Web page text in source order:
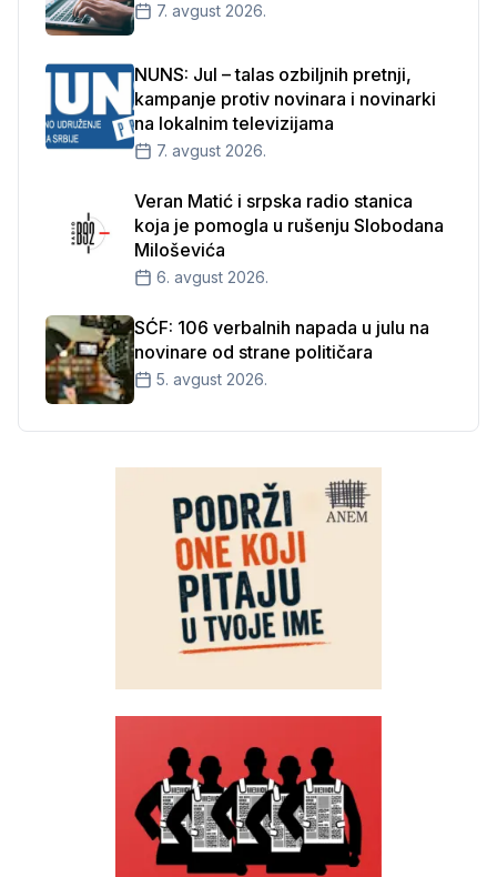
7. avgust 2026.
NUNS: Jul – talas ozbiljnih pretnji,
kampanje protiv novinara i novinarki
na lokalnim televizijama
7. avgust 2026.
Veran Matić i srpska radio stanica
koja je pomogla u rušenju Slobodana
Miloševića
6. avgust 2026.
SĆF: 106 verbalnih napada u julu na
novinare od strane političara
5. avgust 2026.